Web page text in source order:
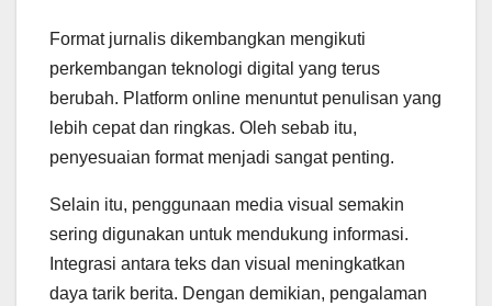
Format jurnalis dikembangkan mengikuti
perkembangan teknologi digital yang terus
berubah. Platform online menuntut penulisan yang
lebih cepat dan ringkas. Oleh sebab itu,
penyesuaian format menjadi sangat penting.
Selain itu, penggunaan media visual semakin
sering digunakan untuk mendukung informasi.
Integrasi antara teks dan visual meningkatkan
daya tarik berita. Dengan demikian, pengalaman